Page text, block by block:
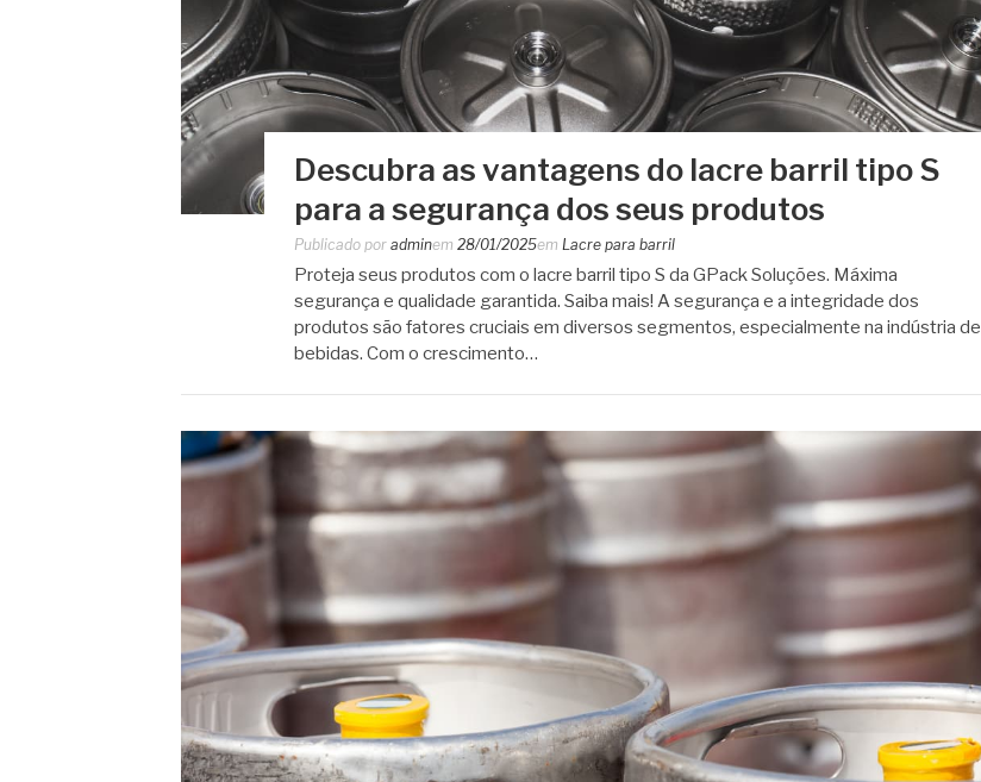
Descubra as vantagens do lacre barril tipo S
para a segurança dos seus produtos
Publicado por adminem 28/01/2025em Lacre para barril
Proteja seus produtos com o lacre barril tipo S da GPack Soluções. Máxima
segurança e qualidade garantida. Saiba mais! A segurança e a integridade dos
produtos são fatores cruciais em diversos segmentos, especialmente na indústria de
bebidas. Com o crescimento…